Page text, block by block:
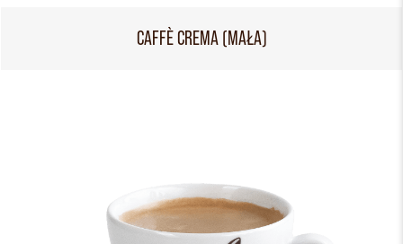
CAFFÈ CREMA (MAŁA)